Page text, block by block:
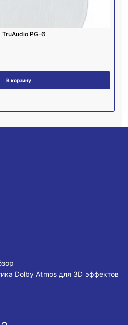
TruAudio PG-6
В корзину
Dolby Atmos для 3D эффектов